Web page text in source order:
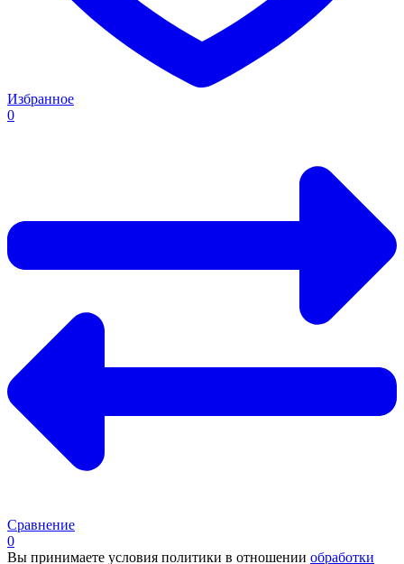
Избранное
0
Сравнение
0
Вы принимаете условия политики в отношении обработки